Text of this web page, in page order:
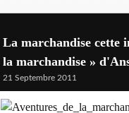
La marchandise cette
la marchandise »
21 Septembre 2011